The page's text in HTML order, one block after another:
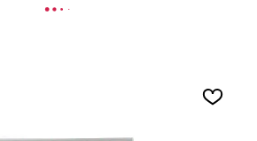
О ПОСТУПЛЕНИИ